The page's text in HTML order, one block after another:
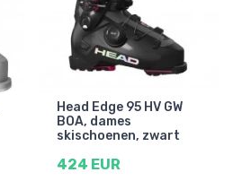
Head Edge 95 HV GW
BOA, dames
skischoenen, zwart
424 EUR